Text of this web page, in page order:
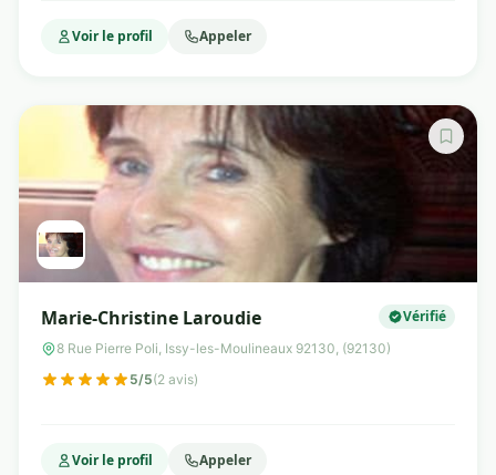
Voir le profil Appeler
Marie-Christine Laroudie Vérifié
8 Rue Pierre Poli, Issy-les-Moulineaux 92130, (92130)
5/5(2 avis)
Voir le profil Appeler